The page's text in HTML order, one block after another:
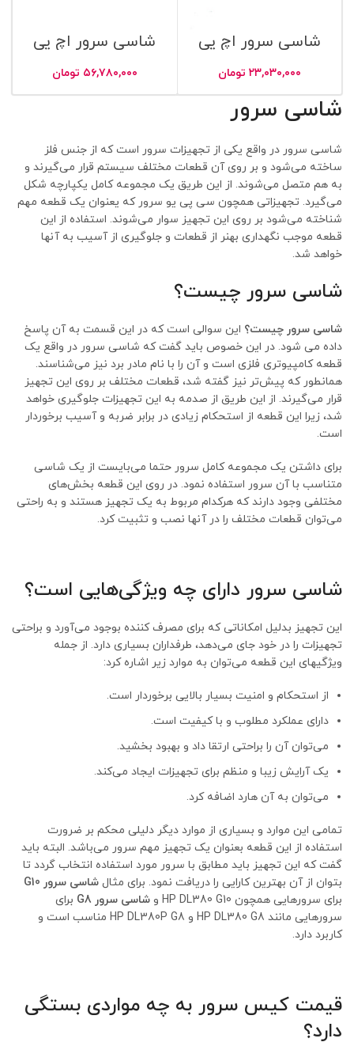
شاسی سرور اچ پی
مدل HPE ProLiant
DL360 G9
۲۳,۰۳۰,۰۰۰ تومان
شاسی سرور اچ پی
مدل HPE ProLiant
DL380 G9
۵۶,۷۸۰,۰۰۰ تومان
شاسی سرور
شاسی سرور در واقع یکی از تجهیزات سرور است که از جنس فلز
ساخته می‌شود و بر روی آن قطعات مختلف سیستم قرار می‌گیرند و
به هم متصل می‌شوند. از این طریق یک مجموعه کامل یکپارچه شکل
می‌گیرد. تجهیزاتی همچون سی پی یو سرور که یعنوان یک قطعه مهم
شناخته می‌شود بر روی این تجهیز سوار می‌شوند. استفاده از این
قطعه موجب نگهداری بهنر از قطعات و جلوگیری از آسیب به آنها
خواهد شد.
شاسی سرور چیست؟
شاسی سرور چیست؟ این سوالی است که در این قسمت به آن پاسخ
داده می شود. در این خصوص باید گفت که شاسی سرور در واقع یک
قطعه کامپیوتری فلزی است و آن را با نام مادر برد نیز می‌شناسند.
همانطور که پیش‌تر نیز گفته شد، قطعات مختلف بر روی این تجهیز
قرار می‌گیرند. از این طریق از صدمه به این تجهیزات جلوگیری خواهد
شد، زیرا این قطعه از استحکام زیادی در برابر ضربه و آسیب برخوردار
است.
برای داشتن یک مجموعه کامل سرور حتما می‌بایست از یک شاسی
متناسب با آن سرور استفاده نمود. در روی این قطعه بخش‌های
مختلفی وجود دارند که هرکدام مربوط به یک تجهیز هستند و به راحتی
می‌توان قطعات مختلف را در آنها نصب و تثبیت کرد.
شاسی سرور دارای چه ویژگی‌هایی است؟
این تجهیز بدلیل امکاناتی که برای مصرف کننده بوجود می‌آورد و براحتی
تجهیزات را در خود جای می‌دهد، طرفداران بسیاری دارد. از جمله
ویژگیهای این قطعه می‌توان به موارد زیر اشاره کرد:
از استحکام و امنیت بسیار بالایی برخوردار است.
دارای عملکرد مطلوب و با کیفیت است.
می‌توان آن را براحتی ارتقا داد و بهبود بخشید.
یک آرایش زیبا و منظم برای تجهیزات ایجاد می‌کند.
می‌توان به آن هارد اضافه کرد.
تمامی این موارد و بسیاری از موارد دیگر دلیلی محکم بر ضرورت
استفاده از این قطعه بعنوان یک تجهیز مهم سرور می‌باشد. البته باید
گفت که این تجهیز باید مطابق با سرور مورد استفاده انتخاب گردد تا
بتوان از آن بهترین کارایی را دریافت نمود. برای مثال شاسی سرور G10
برای سرورهایی همچون HP DL380 G10 و
شاسی سرور G8 برای
سرورهایی مانند HP DL380 G8 و HP DL380P G8 مناسب است و
کاربرد دارد.
قیمت کیس سرور به چه مواردی بستگی
دارد؟